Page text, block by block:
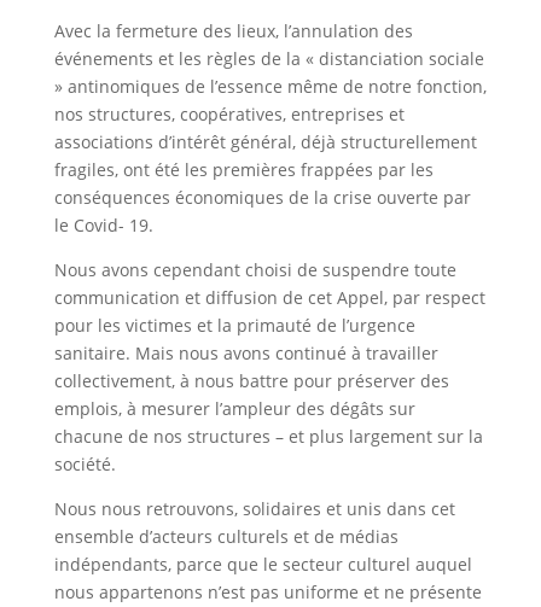
Avec la fermeture des lieux, l’annulation des
événements et les règles de la « distanciation sociale
» antinomiques de l’essence même de notre fonction,
nos structures, coopératives, entreprises et
associations d’intérêt général, déjà structurellement
fragiles, ont été les premières frappées par les
conséquences économiques de la crise ouverte par
le Covid- 19.
Nous avons cependant choisi de suspendre toute
communication et diffusion de cet Appel, par respect
pour les victimes et la primauté de l’urgence
sanitaire. Mais nous avons continué à travailler
collectivement, à nous battre pour préserver des
emplois, à mesurer l’ampleur des dégâts sur
chacune de nos structures – et plus largement sur la
société.
Nous nous retrouvons, solidaires et unis dans cet
ensemble d’acteurs culturels et de médias
indépendants, parce que le secteur culturel auquel
nous appartenons n’est pas uniforme et ne présente